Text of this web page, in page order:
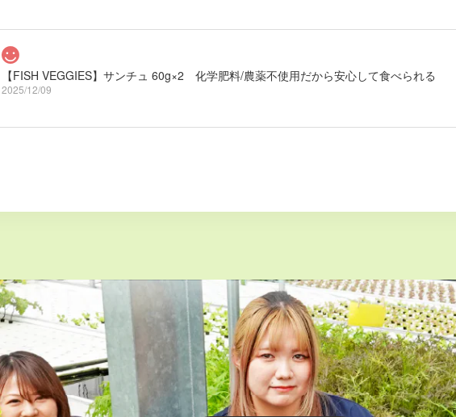
【FISH VEGGIES】サンチュ 60g×2 化学肥料/農薬不使用だから安心して食べられる
2025/12/09
2025/08/13
【FISH VEGGIES】レッド系レタス 60g 化学肥料/農薬不使用だから安心して食べられる
2025/08/13